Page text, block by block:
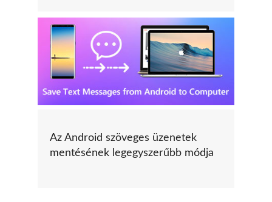
Az Android szöveges üzenetek
mentésének legegyszerűbb módja